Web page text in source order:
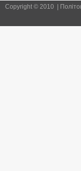
Copyright © 2010 |